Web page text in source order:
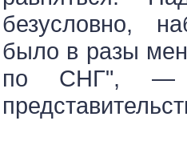
безусловно,
было в разы
по СНГ", —